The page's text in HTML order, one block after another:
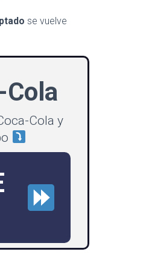
se vuelve
Cola
Cola y